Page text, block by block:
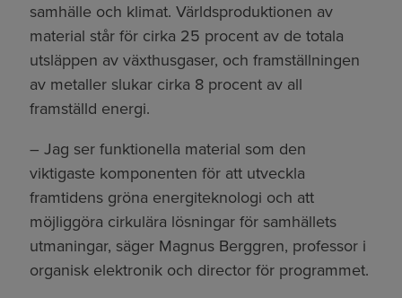
samhälle och klimat. Världsproduktionen av
material står för cirka 25 procent av de totala
utsläppen av växthusgaser, och framställningen
av metaller slukar cirka 8 procent av all
framställd energi.
– Jag ser funktionella material som den
viktigaste komponenten för att utveckla
framtidens gröna energiteknologi och att
möjliggöra cirkulära lösningar för samhällets
utmaningar, säger Magnus Berggren, professor i
organisk elektronik och director för programmet.